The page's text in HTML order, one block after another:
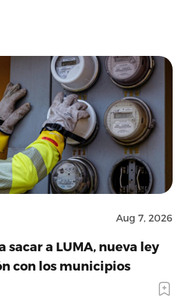
Aug 7, 2026
a LUMA, nueva ley
con los municipios